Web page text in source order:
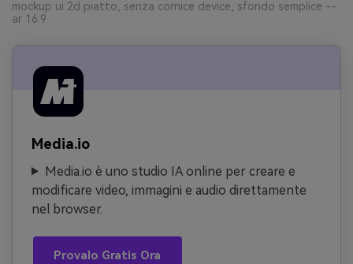
mockup ui 2d piatto, senza cornice device, sfondo semplice --
ar 16:9
Media.io
Media.io è uno studio IA online per creare e
modificare video, immagini e audio direttamente
nel browser.
Provalo Gratis Ora